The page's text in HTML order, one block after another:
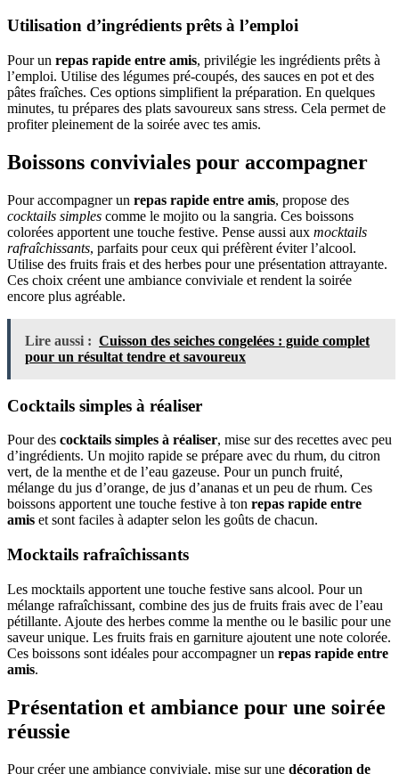
Utilisation d’ingrédients prêts à l’emploi
Pour un repas rapide entre amis, privilégie les ingrédients prêts à
l’emploi. Utilise des légumes pré-coupés, des sauces en pot et des
pâtes fraîches. Ces options simplifient la préparation. En quelques
minutes, tu prépares des plats savoureux sans stress. Cela permet de
profiter pleinement de la soirée avec tes amis.
Boissons conviviales pour accompagner
Pour accompagner un repas rapide entre amis, propose des
cocktails simples comme le mojito ou la sangria. Ces boissons
colorées apportent une touche festive. Pense aussi aux mocktails
rafraîchissants, parfaits pour ceux qui préfèrent éviter l’alcool.
Utilise des fruits frais et des herbes pour une présentation attrayante.
Ces choix créent une ambiance conviviale et rendent la soirée
encore plus agréable.
Lire aussi : Cuisson des seiches congelées : guide complet
pour un résultat tendre et savoureux
Cocktails simples à réaliser
Pour des cocktails simples à réaliser, mise sur des recettes avec peu
d’ingrédients. Un mojito rapide se prépare avec du rhum, du citron
vert, de la menthe et de l’eau gazeuse. Pour un punch fruité,
mélange du jus d’orange, de jus d’ananas et un peu de rhum. Ces
boissons apportent une touche festive à ton repas rapide entre
amis et sont faciles à adapter selon les goûts de chacun.
Mocktails rafraîchissants
Les mocktails apportent une touche festive sans alcool. Pour un
mélange rafraîchissant, combine des jus de fruits frais avec de l’eau
pétillante. Ajoute des herbes comme la menthe ou le basilic pour une
saveur unique. Les fruits frais en garniture ajoutent une note colorée.
Ces boissons sont idéales pour accompagner un repas rapide entre
amis.
Présentation et ambiance pour une soirée
réussie
Pour créer une ambiance conviviale, mise sur une décoration de